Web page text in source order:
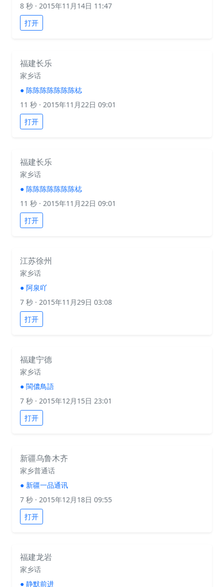
8 秒 · 2015年11月14日 11:47
打开
福建长乐
家乡话
● 陈陈陈陈陈陈陈梽
11 秒 · 2015年11月22日 09:01
打开
福建长乐
家乡话
● 陈陈陈陈陈陈陈梽
11 秒 · 2015年11月22日 09:01
打开
江苏徐州
家乡话
● 阿泉吖
7 秒 · 2015年11月29日 03:08
打开
福建宁德
家乡话
● 閩儂鳥語
7 秒 · 2015年12月15日 23:01
打开
新疆乌鲁木齐
家乡普通话
● 新疆一品通讯
7 秒 · 2015年12月18日 09:55
打开
福建龙岩
家乡话
● 静默前进